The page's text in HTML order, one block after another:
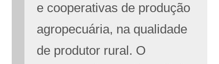
e cooperativas de produção
agropecuária, na qualidade
de produtor rural. O